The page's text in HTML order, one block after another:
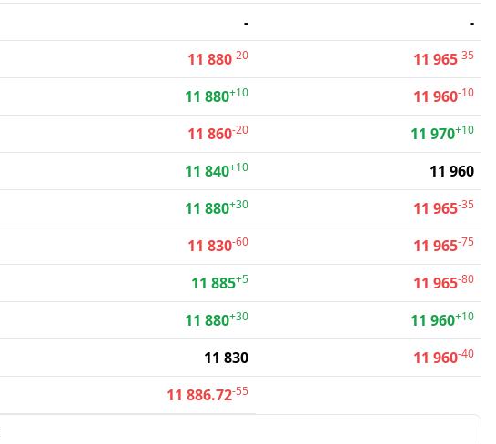
-
-
11 880-20 11 965-35
11 880+10 11 960-10
11 860-20 11 970+10
11 840+10
11 960
11 880+30 11 965-35
11 830-60 11 965-75
11 885+5 11 965-80
11 880+30 11 960+10
11 830 11 960-40
11 886.72-55